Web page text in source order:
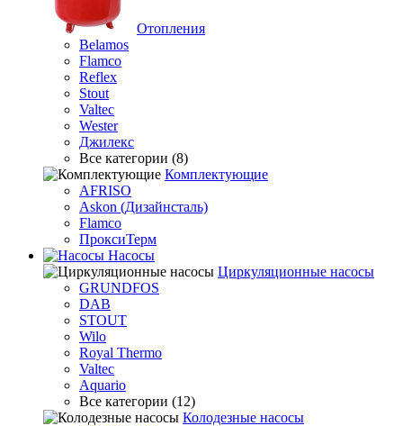
Отопления
Belamos
Flamco
Reflex
Stout
Valtec
Wester
Джилекс
Все категории (8)
Комплектующие
AFRISO
Askon (Дизайнсталь)
Flamco
ПроксиТерм
Насосы
Циркуляционные насосы
GRUNDFOS
DAB
STOUT
Wilo
Royal Thermo
Valtec
Aquario
Все категории (12)
Колодезные насосы